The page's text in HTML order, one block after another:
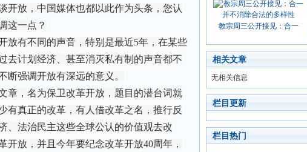
开放，中国媒体也都以此作为头条，您认
这一点？
有不同的声音，特别是最近5年，在某些
去计划经济、甚至消灭私有制的声音都不
断强调开放有深远的意义。
章，名为保卫改革开放，题目的潜台词就
有真正的改革，有人借改革之名，推行反
、法治民主这些全球公认的价值观去改
放，并且今年要纪念改革开放40周年，
教宗周三公开接见：合一
相关文章
无相关信息
栏目更新
栏目热门